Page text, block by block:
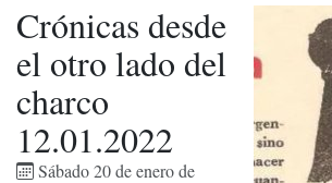
Crónicas desde
el otro lado del
charco
12.01.2022
Sábado 20 de enero de